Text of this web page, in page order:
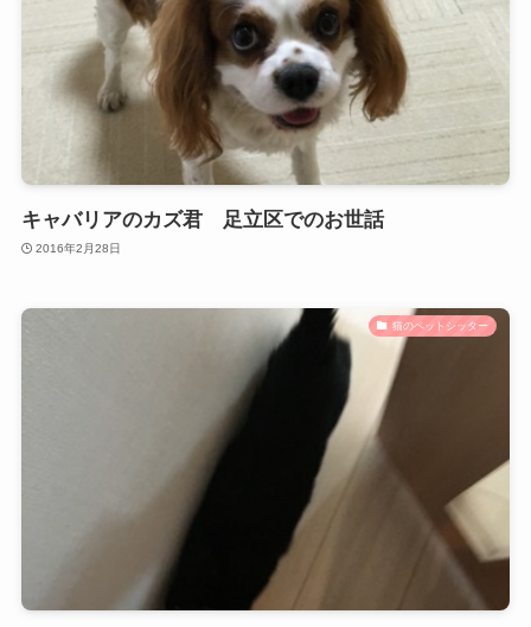
キャバリアのカズ君 足立区でのお世話
2016年2月28日
猫のペットシッター